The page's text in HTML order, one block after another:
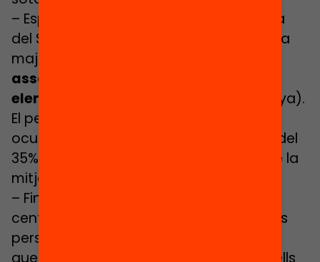
– Espanya, juntament amb Itàlia i Corea
del Sud, destaca per ser el país amb una
major proporció de
assalariats en ocupacions
elementals
(8% a l’OCDE i 14%. a Espanya).
El percentatge de treballadors en
ocupacions qualificades a Espanya és del
35%, deu punts percentuals per sota de la
mitjana de l’OCDE (45%).
– Fins ara la majoria d’esforços s’han
centrat en la millora de l’educació de les
persones. L’evidència mostra que no és